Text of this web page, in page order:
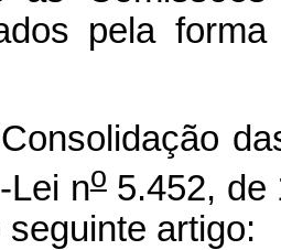
pela
Lei no5.452, de
artigo: